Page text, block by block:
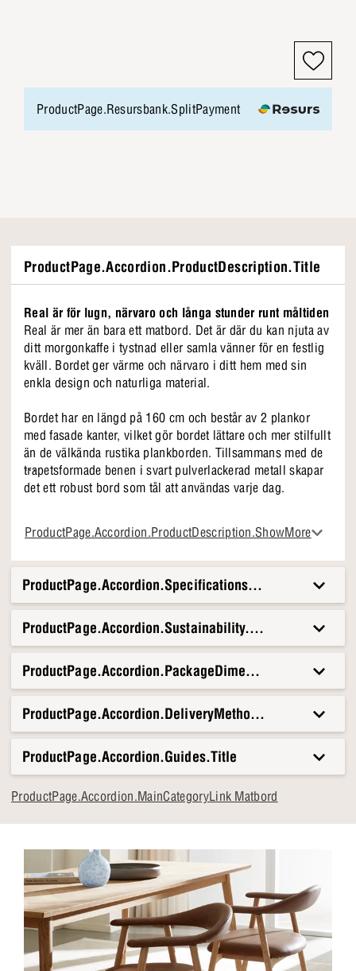
ProductPage.Resursbank.SplitPayment
ProductPage.Accordion.ProductDescription.Title
Real är för lugn, närvaro och långa stunder runt måltiden
Real är mer än bara ett matbord. Det är där du kan njuta av
ditt morgonkaffe i tystnad eller samla vänner för en festlig
kväll. Bordet ger värme och närvaro i ditt hem med sin
enkla design och naturliga material.
Bordet har en längd på 160 cm och består av 2 plankor
med fasade kanter, vilket gör bordet lättare och mer stilfullt
än de välkända rustika plankborden. Tillsammans med de
trapetsformade benen i svart pulverlackerad metall skapar
det ett robust bord som tål att användas varje dag.
• 160 cm bordsskiva i vitoljad ek
• Trapetsformade ben i svart pulverlackerad metall
• 2 plankor med fasade kanter
Med Real får du ett bord som fungerar som en naturlig
fokuspunkt i ditt hem. Det är perfekt för lugna morgnar och
livliga kvällar med gäster. Bordet är gjort för att vara en del
av din vardag.
ProductPage.Accordion.ProductDescription.ShowMore
ProductPage.Accordion.Specifications.Title
ProductPage.Accordion.Sustainability.Title
ProductPage.Accordion.DeliveryMethods.Title
ProductPage.Accordion.Guides.Title
ProductPage.Accordion.MainCategoryLink Matbord